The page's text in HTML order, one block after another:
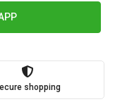
shopping